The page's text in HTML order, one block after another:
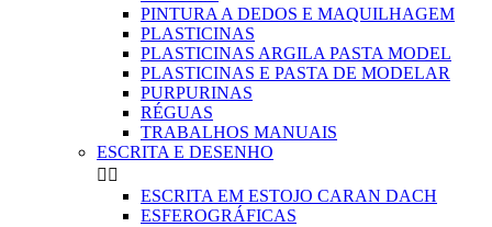
PINTURA A DEDOS E MAQUILHAGEM
PLASTICINAS
PLASTICINAS ARGILA PASTA MODEL
PLASTICINAS E PASTA DE MODELAR
PURPURINAS
RÉGUAS
TRABALHOS MANUAIS
ESCRITA E DESENHO
 
ESCRITA EM ESTOJO CARAN DACH
ESFEROGRÁFICAS